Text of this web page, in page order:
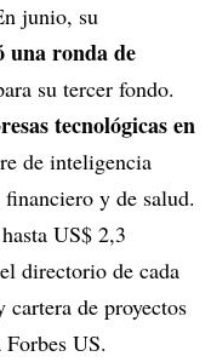
junio, su
una ronda de
su tercer fondo.
tecnológicas en
de inteligencia
y de salud.
US$ 2,3
directorio de cada
de proyectos
Forbes US.